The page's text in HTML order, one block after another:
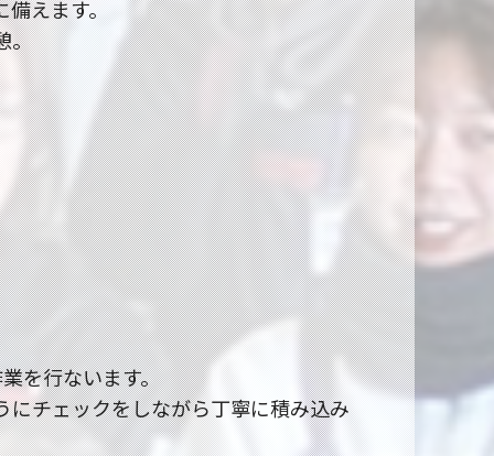
備えます。
。
を行ないます。
にチェックをしながら丁寧に積み込み